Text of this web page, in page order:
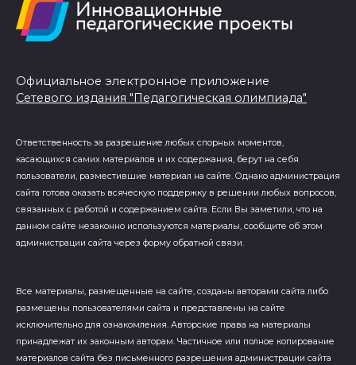
Официальное электронное приложение
Сетевого издания "Педагогическая олимпиада"
Ответственность за разрешение любых спорных моментов,
касающихся самих материалов и их содержания, берут на себя
пользователи, разместившие материал на сайте. Однако администрация
сайта готова оказать всяческую поддержку в решении любых вопросов,
связанных с работой и содержанием сайта. Если Вы заметили, что на
данном сайте незаконно используются материалы, сообщите об этом
администрации сайта через форму обратной связи.
Все материалы, размещенные на сайте, созданы авторами сайта либо
размещены пользователями сайта и представлены на сайте
исключительно для ознакомления. Авторские права на материалы
принадлежат их законным авторам. Частичное или полное копирование
материалов сайта без письменного разрешения администрации сайта